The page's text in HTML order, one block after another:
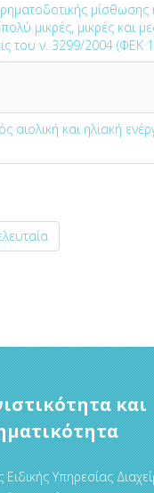
μίσθωσης
μικρές, μικρές και
του ν. 3299/2004 (ΦΕΚ
και ηλιακή
και
Υπηρεσίας